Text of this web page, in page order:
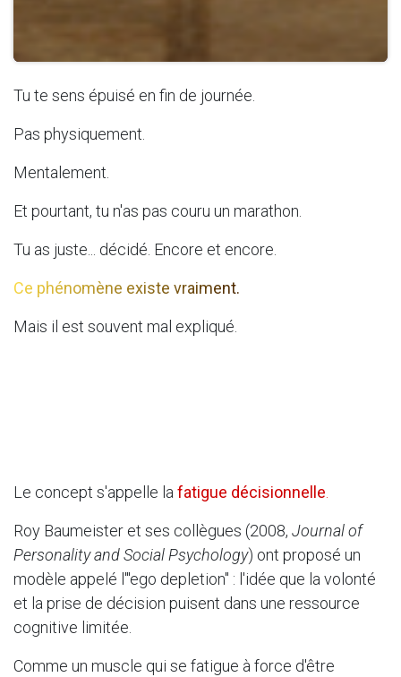
Tu te sens épuisé en fin de journée.
Pas physiquement.
Mentalement.
Et pourtant, tu n'as pas couru un marathon.
Tu as juste... décidé. Encore et encore.
Ce phénomène existe vraiment.
Mais il est souvent mal expliqué.
Le concept s'appelle la fatigue décisionnelle
Roy Baumeister et ses collègues (2008, Journal of
Personality and Social Psychology) ont proposé un
modèle appelé l'"ego depletion" : l'idée que la volonté
et la prise de décision puisent dans une ressource
cognitive limitée.
Comme un muscle qui se fatigue à force d'être